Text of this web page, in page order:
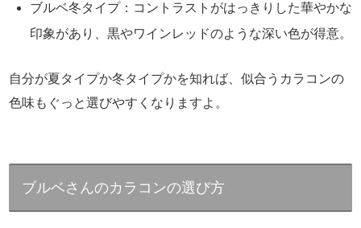
ブルベ冬タイプ：コントラストがはっきりした華やかな
印象があり、黒やワインレッドのような深い色が得意。
自分が夏タイプか冬タイプかを知れば、似合うカラコンの
色味もぐっと選びやすくなりますよ。
ブルベさんのカラコンの選び方